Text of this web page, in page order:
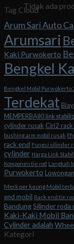
Tidak ada
Tag Cloud
Arum Sari Auto
Arumsari
Kaki Purwokerto
Bengkel
Bengkel Mobil Purwokerto
Terdekat
MEMPERBAIKI link
cylinder rusak Ciri2
bushing arm mobil rusak
rack end Fungsi silinder
cylinder Harga Link
Komponen tie rod Langkah
Purwokerto
Merk per keong Mobil
end mobil Rack end tie
BandungSilinder roda
Kaki-Kaki Mobil
Cylinder adalah
Kategori